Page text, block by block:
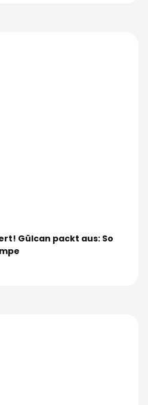
Gülcan packt aus: So